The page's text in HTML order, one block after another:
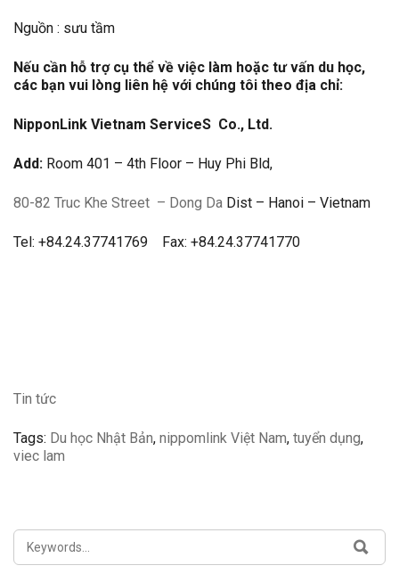
Nguồn : sưu tầm
Nếu cần hỗ trợ cụ thể về việc làm hoặc tư vấn du học,
các bạn vui lòng liên hệ với chúng tôi theo địa chỉ:
NipponLink Vietnam ServiceS Co., Ltd.
Add: Room 401 – 4th Floor – Huy Phi Bld,
80-82 Truc Khe Street – Dong Da Dist – Hanoi – Vietnam
Tel: +84.24.37741769 Fax: +84.24.37741770
Tin tức
Tags: Du học Nhật Bản, nippomlink Việt Nam, tuyển dụng,
viec lam
SEARCH
FOR: